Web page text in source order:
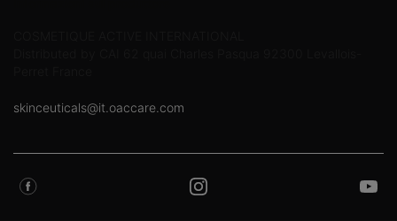
skinceuticals@it.oaccare.com